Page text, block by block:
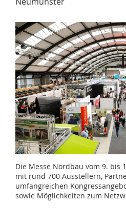
Die Messe Nordbau vom 9. bis
mit rund 700 Ausstellern,
umfangreichen
sowie Möglichkeiten zum